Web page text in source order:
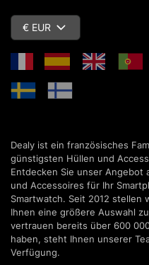
€ EUR
Dealy ist ein französisches
günstigsten Hüllen und
Entdecken Sie unser Angebot
und Accessoires für Ihr
Smartwatch. Seit 2012 stellen
Ihnen eine größere Auswahl
vertrauen bereits über 600
haben, steht Ihnen unserer
Verfügung.